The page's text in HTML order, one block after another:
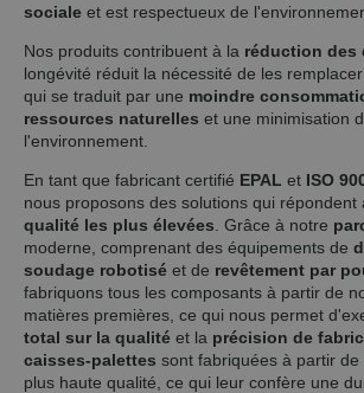
sociale et est respectueux de
Nos produits contribuent à la réduction des
longévité réduit la nécessité de les
qui se traduit par une moindre
ressources naturelles et une minimisation
l'environnement.
En tant que fabricant certifié EPAL et ISO
nous proposons des solutions qui répondent
qualité les plus élevées . Grâce à notre
moderne, comprenant des équipements de
soudage robotisé et de revêtement par
fabriquons tous les composants à partir de
matières premières, ce qui nous permet
total sur la qualité et la précision de
caisses-palettes sont fabriquées à partir de
plus haute qualité, ce qui leur confère une